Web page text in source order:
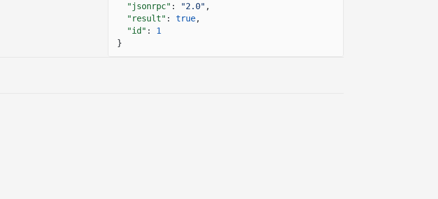
"jsonrpc" : "2.0" ,
"result" : true,
"id" :
1
}